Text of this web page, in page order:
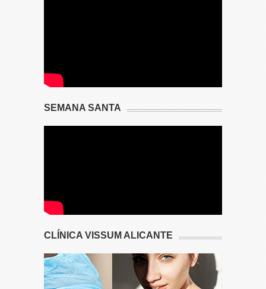
SEMANA SANTA
CLÍNICA VISSUM ALICANTE